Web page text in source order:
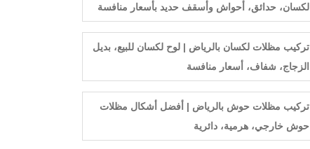
لكسان، حدائق، أحواش وأسقف حديد بأسعار منافسة
تركيب مظلات لكسان بالرياض | لوح لكسان للبيع، بديل
الزجاج، شفاف، أسعار منافسة
تركيب مظلات حوش بالرياض | أفضل أشكال مظلات
حوش خارجي، هرمية، دائرية